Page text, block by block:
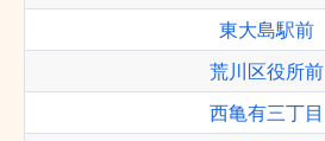
東大島駅前
荒川区役所前
西亀有三丁目